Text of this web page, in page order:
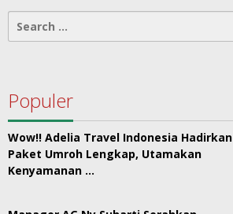
Search
for:
Populer
Wow!! Adelia Travel Indonesia Hadirkan
Paket Umroh Lengkap, Utamakan
Kenyamanan …